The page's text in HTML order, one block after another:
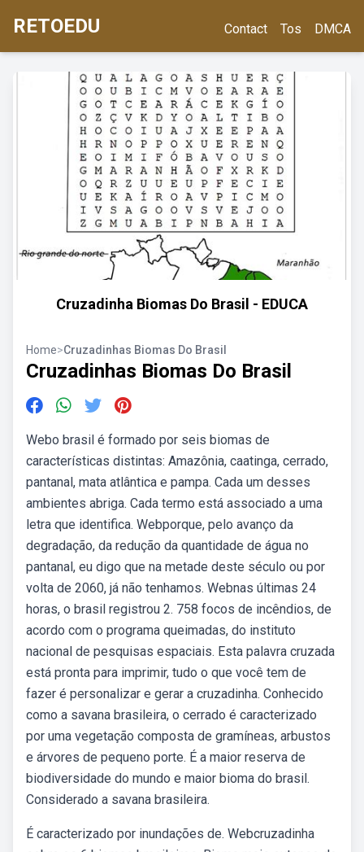
RETOEDU Contact Tos DMCA
Cruzadinha Biomas Do Brasil - EDUCA
Home>Cruzadinhas Biomas Do Brasil
Cruzadinhas Biomas Do Brasil
Webo brasil é formado por seis biomas de
características distintas: Amazônia, caatinga, cerrado,
pantanal, mata atlântica e pampa. Cada um desses
ambientes abriga. Cada termo está associado a uma
letra que identifica. Webporque, pelo avanço da
degradação, da redução da quantidade de água no
pantanal, eu digo que na metade deste século ou por
volta de 2060, já não tenhamos. Webnas últimas 24
horas, o brasil registrou 2. 758 focos de incêndios, de
acordo com o programa queimadas, do instituto
nacional de pesquisas espaciais. Esta palavra cruzada
está pronta para imprimir, tudo o que você tem de
fazer é personalizar e gerar a cruzadinha. Conhecido
como a savana brasileira, o cerrado é caracterizado
por uma vegetação composta de gramíneas, arbustos
e árvores de pequeno porte. É a maior reserva de
biodiversidade do mundo e maior bioma do brasil.
Considerado a savana brasileira.
É caracterizado por inundações de. Webcruzadinha